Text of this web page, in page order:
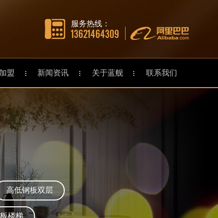
服务热线：
13621464309
盟 新闻资讯 关于蓝舰 联系我们
高低钢板双层
楼梯